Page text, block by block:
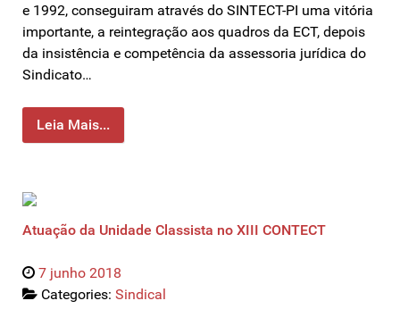
e 1992, conseguiram através do SINTECT-PI uma vitória
importante, a reintegração aos quadros da ECT, depois
da insistência e competência da assessoria jurídica do
Sindicato…
Leia Mais...
Atuação da Unidade Classista no XIII CONTECT
7 junho 2018
Categories: Sindical